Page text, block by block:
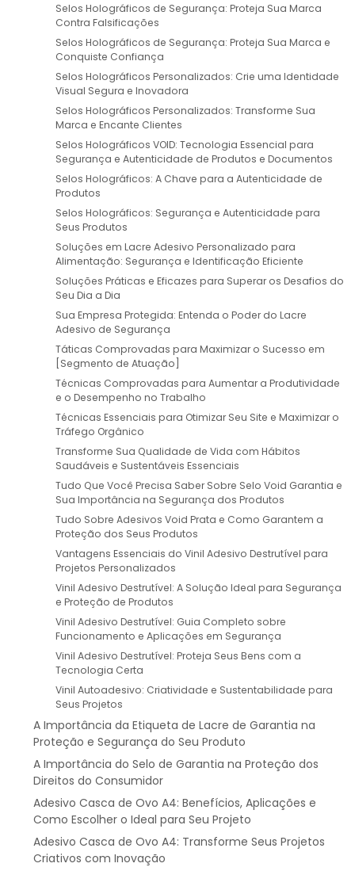
Selos Holográficos de Segurança: Proteja Sua Marca
Contra Falsificações
Selos Holográficos de Segurança: Proteja Sua Marca e
Conquiste Confiança
Selos Holográficos Personalizados: Crie uma Identidade
Visual Segura e Inovadora
Selos Holográficos Personalizados: Transforme Sua
Marca e Encante Clientes
Selos Holográficos VOID: Tecnologia Essencial para
Segurança e Autenticidade de Produtos e Documentos
Selos Holográficos: A Chave para a Autenticidade de
Produtos
Selos Holográficos: Segurança e Autenticidade para
Seus Produtos
Soluções em Lacre Adesivo Personalizado para
Alimentação: Segurança e Identificação Eficiente
Soluções Práticas e Eficazes para Superar os Desafios do
Seu Dia a Dia
Sua Empresa Protegida: Entenda o Poder do Lacre
Adesivo de Segurança
Táticas Comprovadas para Maximizar o Sucesso em
[Segmento de Atuação]
Técnicas Comprovadas para Aumentar a Produtividade
e o Desempenho no Trabalho
Técnicas Essenciais para Otimizar Seu Site e Maximizar o
Tráfego Orgânico
Transforme Sua Qualidade de Vida com Hábitos
Saudáveis e Sustentáveis Essenciais
Tudo Que Você Precisa Saber Sobre Selo Void Garantia e
Sua Importância na Segurança dos Produtos
Tudo Sobre Adesivos Void Prata e Como Garantem a
Proteção dos Seus Produtos
Vantagens Essenciais do Vinil Adesivo Destrutível para
Projetos Personalizados
Vinil Adesivo Destrutível: A Solução Ideal para Segurança
e Proteção de Produtos
Vinil Adesivo Destrutível: Guia Completo sobre
Funcionamento e Aplicações em Segurança
Vinil Adesivo Destrutível: Proteja Seus Bens com a
Tecnologia Certa
Vinil Autoadesivo: Criatividade e Sustentabilidade para
Seus Projetos
A Importância da Etiqueta de Lacre de Garantia na
Proteção e Segurança do Seu Produto
A Importância do Selo de Garantia na Proteção dos
Direitos do Consumidor
Adesivo Casca de Ovo A4: Benefícios, Aplicações e
Como Escolher o Ideal para Seu Projeto
Adesivo Casca de Ovo A4: Transforme Seus Projetos
Criativos com Inovação